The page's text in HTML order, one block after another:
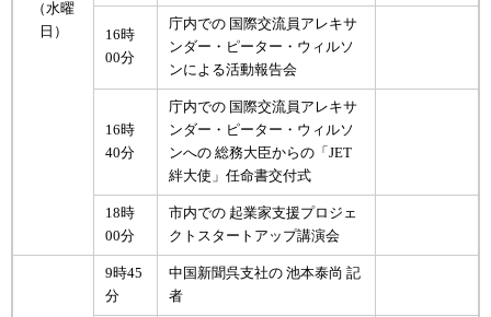
（水曜
日）
16時
00分
庁内での 国際交流員アレキサ
ンダー・ピーター・ウィルソ
ンによる活動報告会
16時
40分
庁内での 国際交流員アレキサ
ンダー・ピーター・ウィルソ
ンへの 総務大臣からの「JET
絆大使」任命書交付式
18時
00分
市内での 起業家支援プロジェ
クトスタートアップ講演会
9時45
分
中国新聞呉支社の 池本泰尚 記
者